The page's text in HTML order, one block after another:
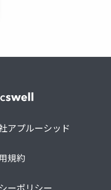
アプルーシッド
規約
ーポリシー